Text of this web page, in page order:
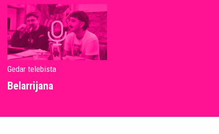
Gedar telebista
Belarrijana